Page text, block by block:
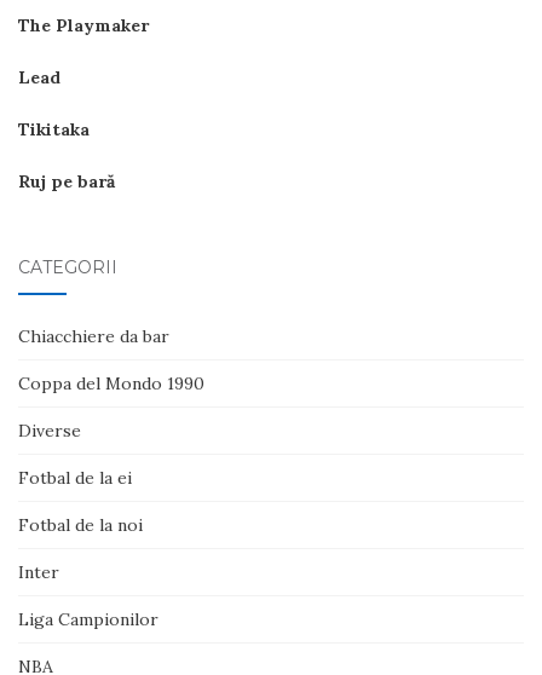
The Playmaker
Lead
Tikitaka
Ruj pe bară
CATEGORII
Chiacchiere da bar
Coppa del Mondo 1990
Diverse
Fotbal de la ei
Fotbal de la noi
Inter
Liga Campionilor
NBA